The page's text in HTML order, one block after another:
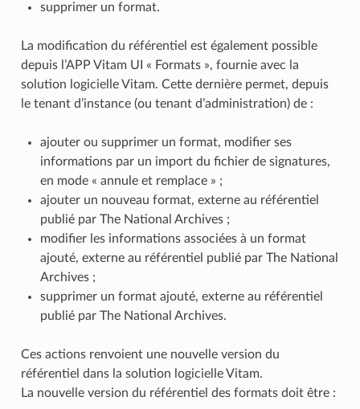
supprimer un format.
La modification du référentiel est également possible
depuis l’APP Vitam UI « Formats », fournie avec la
solution logicielle Vitam. Cette dernière permet, depuis
le tenant d’instance (ou tenant d’administration) de :
ajouter ou supprimer un format, modifier ses
informations par un import du fichier de signatures,
en mode « annule et remplace » ;
ajouter un nouveau format, externe au référentiel
publié par The National Archives ;
modifier les informations associées à un format
ajouté, externe au référentiel publié par The National
Archives ;
supprimer un format ajouté, externe au référentiel
publié par The National Archives.
Ces actions renvoient une nouvelle version du
référentiel dans la solution logicielle Vitam.
La nouvelle version du référentiel des formats doit être :